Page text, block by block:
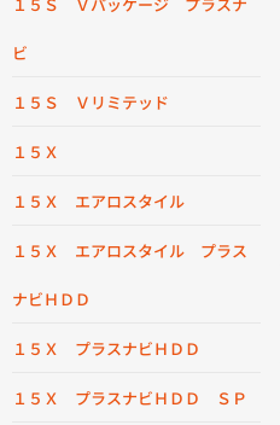
ビ
１５Ｓ Ｖリミテッド
１５Ｘ
１５Ｘ エアロスタイル
１５Ｘ エアロスタイル プラス
ナビＨＤＤ
１５Ｘ プラスナビＨＤＤ
１５Ｘ プラスナビＨＤＤ ＳＰ